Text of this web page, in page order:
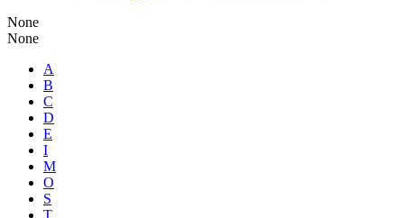
None
None
A
B
C
D
E
I
M
O
S
T